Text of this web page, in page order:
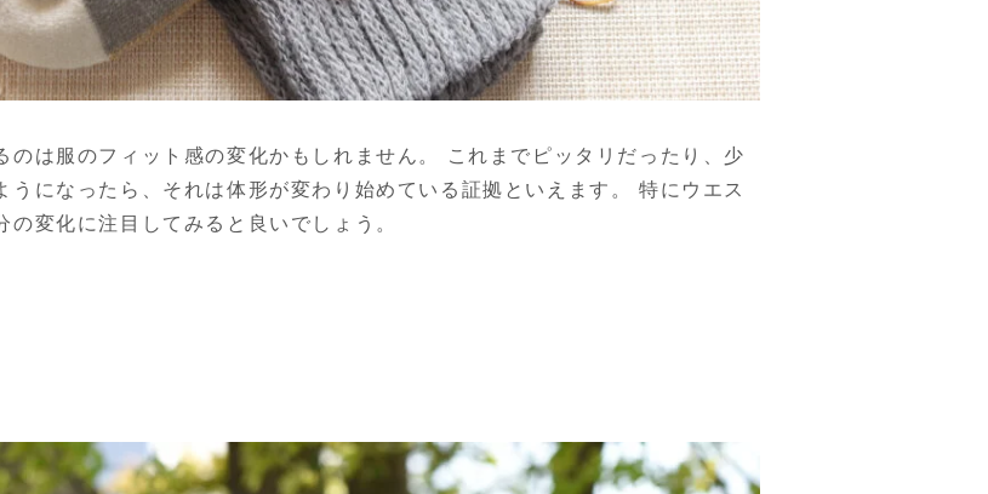
のは服のフィット感の変化かもしれません。 これまでピッタリだったり、少
うになったら、それは体形が変わり始めている証拠といえます。 特にウエス
変化に注目してみると良いでしょう。